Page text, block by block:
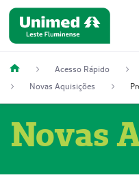
Acesso Rápido
Novas Aquisições
Novas